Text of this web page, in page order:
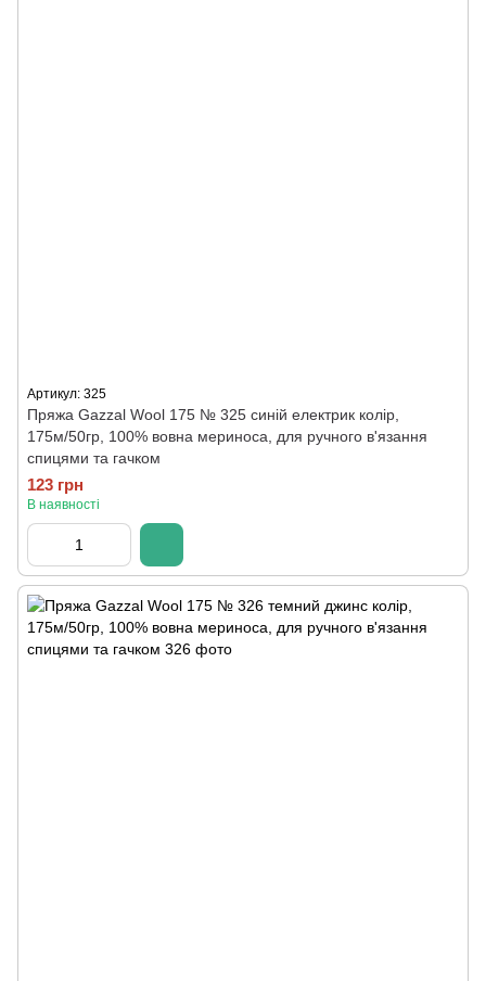
Артикул: 325
Пряжа Gazzal Wool 175 № 325 синій електрик колір,
175м/50гр, 100% вовна мериноса, для ручного в'язання
спицями та гачком
123 грн
В наявності